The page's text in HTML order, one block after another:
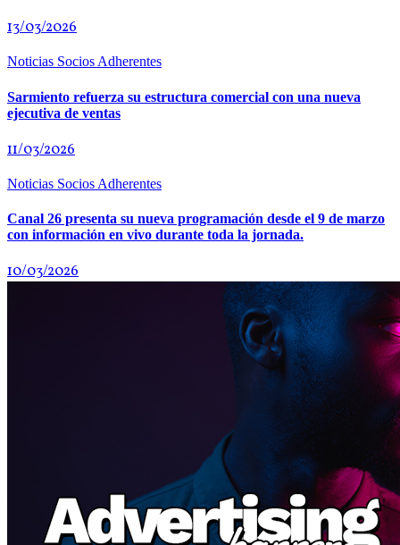
13/03/2026
Noticias Socios Adherentes
Sarmiento refuerza su estructura comercial con una nueva
ejecutiva de ventas
11/03/2026
Noticias Socios Adherentes
Canal 26 presenta su nueva programación desde el 9 de marzo
con información en vivo durante toda la jornada.
10/03/2026